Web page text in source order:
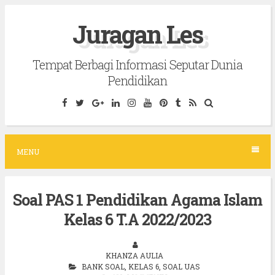
c
Juragan Les
Tempat Berbagi Informasi Seputar Dunia
Pendidikan
MENU
Soal PAS 1 Pendidikan Agama Islam
Kelas 6 T.A 2022/2023
KHANZA AULIA
BANK SOAL KELAS 6 SOAL UAS